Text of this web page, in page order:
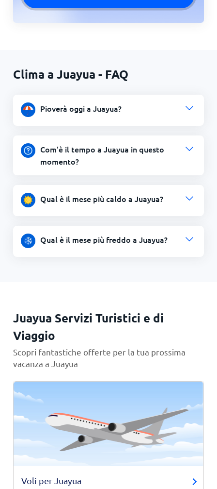
Clima a Juayua - FAQ
Pioverà oggi a Juayua?
Com'è il tempo a Juayua in questo
momento?
Qual è il mese più caldo a Juayua?
Qual è il mese più freddo a Juayua?
Juayua Servizi Turistici e di
Viaggio
Scopri fantastiche offerte per la tua prossima
vacanza a Juayua
Voli per Juayua